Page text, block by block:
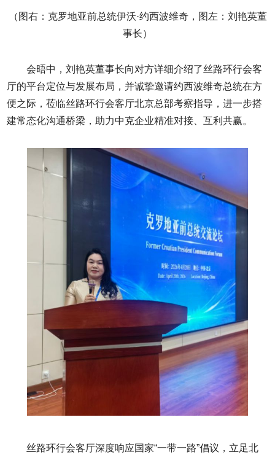
（图右：克罗地亚前总统伊沃·约西波维奇，图左：刘艳英董
事长）
会晤中，刘艳英董事长向对方详细介绍了丝路环行会客
厅的平台定位与发展布局，并诚挚邀请约西波维奇总统在方
便之际，莅临丝路环行会客厅北京总部考察指导，进一步搭
建常态化沟通桥梁，助力中克企业精准对接、互利共赢。
丝路环行会客厅深度响应国家“一带一路”倡议，立足北